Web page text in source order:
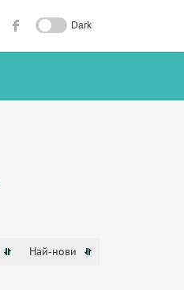
Dark
Най-нови